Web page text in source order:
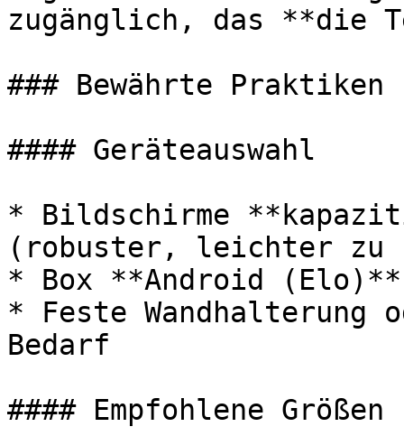
zugänglich, das **die
### Bewährte Praktiken
#### Geräteauswahl
* Bildschirme
(robuster, leichter zu
* Box **Android (Elo)**
* Feste Wandhalterung
Bedarf
#### Empfohlene Größen